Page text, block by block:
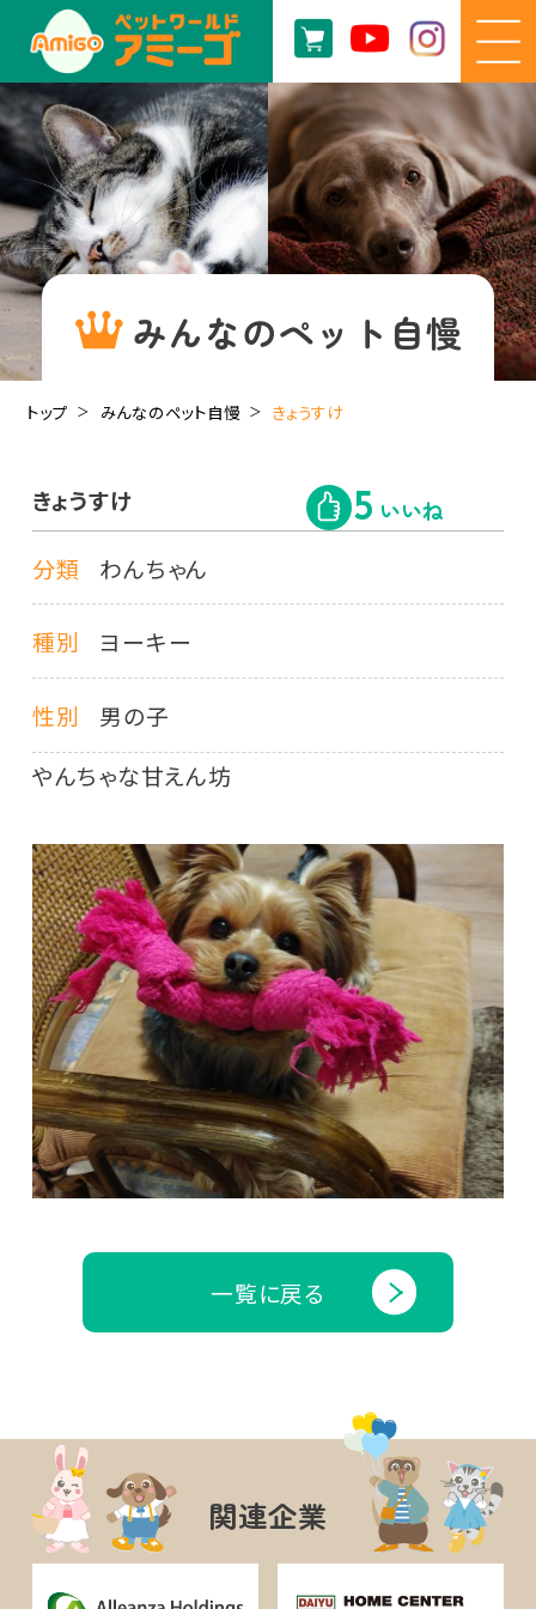
みんなのペット自慢
トップ みんなのペット自慢 きょうすけ
きょうすけ 5 いいね
分類 わんちゃん
種別 ヨーキー
性別
男の子
やんちゃな甘えん坊
一覧に戻る
関連企業